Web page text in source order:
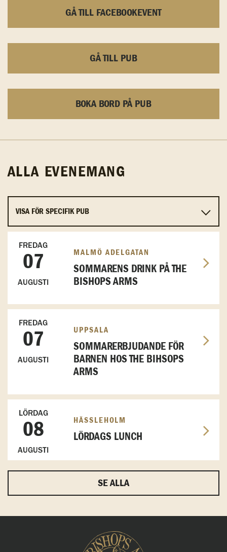
GÅ TILL FACEBOOKEVENT
GÅ TILL PUB
BOKA BORD PÅ PUB
ALLA EVENEMANG
FREDAG
07
AUGUSTI
MALMÖ ADELGATAN
SOMMARENS DRINK PÅ THE
BISHOPS ARMS
FREDAG
07
AUGUSTI
UPPSALA
SOMMARERBJUDANDE FÖR
BARNEN HOS THE BIHSOPS
ARMS
LÖRDAG
08
AUGUSTI
HÄSSLEHOLM
LÖRDAGS LUNCH
SE ALLA